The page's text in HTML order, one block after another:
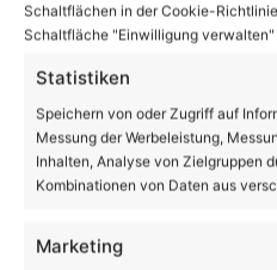
Schaltflächen in der Cookie-
Schaltfläche "Einwilligung
Statistiken
Speichern von oder Zugriff auf
Messung der Werbeleistung,
Inhalten, Analyse von Zielgruppen
Kombinationen von Daten aus
Marketing
Tag der
Diakonischen